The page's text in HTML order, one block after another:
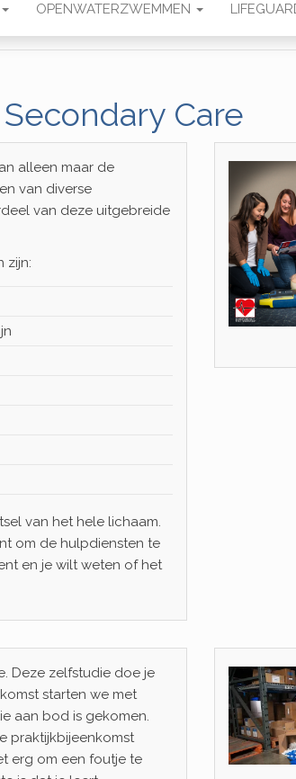
OPENWATERZWEMMEN
Care
alleen maar de
van diverse
van deze uitgebreide
zijn:
van het hele lichaam.
om de hulpdiensten te
en je wilt weten of het
Deze zelfstudie doe je
starten we met
aan bod is gekomen.
praktijkbijeenkomst
erg om een foutje te